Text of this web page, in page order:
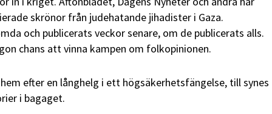
skrönor från judehatande jihadister i Gaza.
och publicerats veckor senare, om de publicerats alls.
chans att vinna kampen om folkopinionen.
efter en långhelg i ett högsäkerhetsfängelse, till synes
i bagaget.